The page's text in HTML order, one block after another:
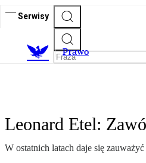
Serwisy
Prawo
Leonard Etel:
W ostatnich latach daje się